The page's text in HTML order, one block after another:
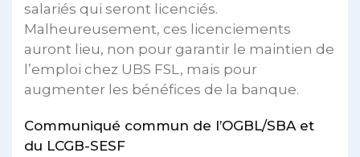
salariés qui seront licenciés.
Malheureusement, ces licenciements
auront lieu, non pour garantir le maintien de
l’emploi chez UBS FSL, mais pour
augmenter les bénéfices de la banque.
Communiqué commun de l’OGBL/SBA et
du LCGB-SESF